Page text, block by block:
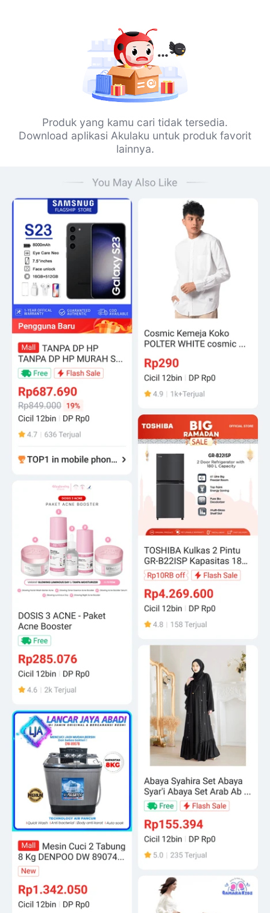
Produk yang kamu cari tidak tersedia.
Download aplikasi Akulaku untuk produk favorit
lainnya.